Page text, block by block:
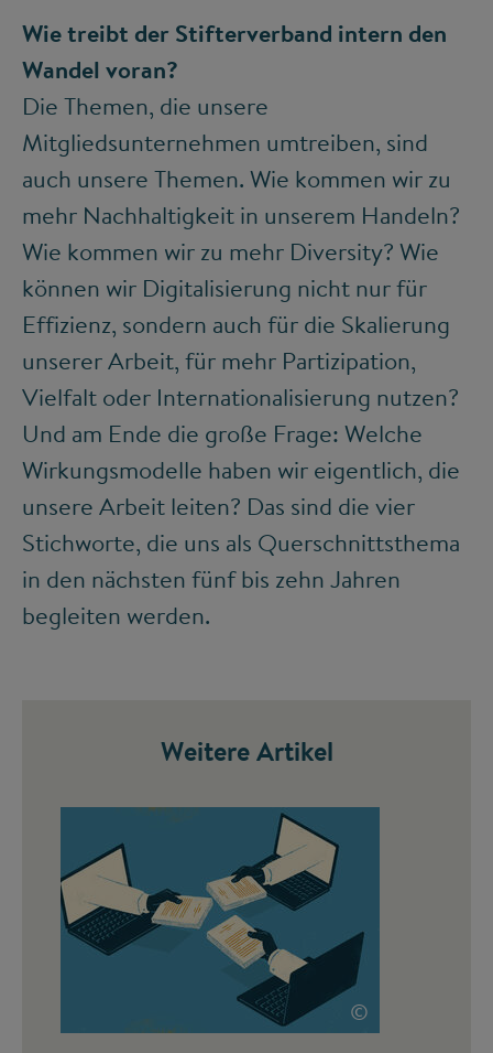
Wie treibt der Stifterverband intern den
Wandel voran?
Die Themen, die unsere
Mitgliedsunternehmen umtreiben, sind
auch unsere Themen. Wie kommen wir zu
mehr Nachhaltigkeit in unserem Handeln?
Wie kommen wir zu mehr Diversity? Wie
können wir Digitalisierung nicht nur für
Effizienz, sondern auch für die Skalierung
unserer Arbeit, für mehr Partizipation,
Vielfalt oder Internationalisierung nutzen?
Und am Ende die große Frage: Welche
Wirkungsmodelle haben wir eigentlich, die
unsere Arbeit leiten? Das sind die vier
Stichworte, die uns als Querschnittsthema
in den nächsten fünf bis zehn Jahren
begleiten werden.
Weitere Artikel
©